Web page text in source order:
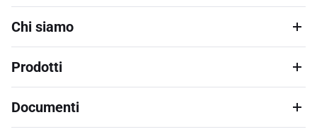
Chi siamo
Prodotti
Documenti